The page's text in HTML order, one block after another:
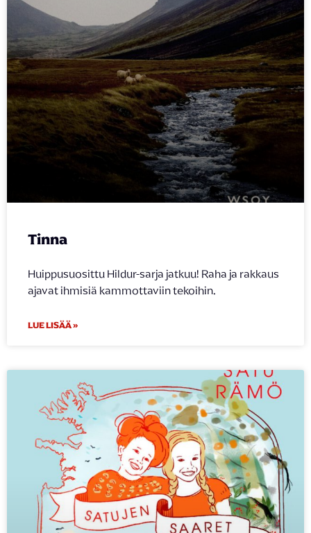
Tinna
Huippusuosittu Hildur-sarja jatkuu! Raha ja rakkaus
ajavat ihmisiä kammottaviin tekoihin.
LUE LISÄÄ »